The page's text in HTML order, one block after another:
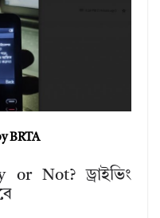
BRTA
or Not? ড্রাইভিং